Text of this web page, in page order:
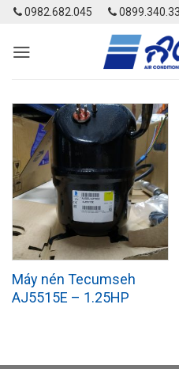
Skip
content
0982.682.045
Máy nén Tecumseh
AJ5515E – 1.25HP